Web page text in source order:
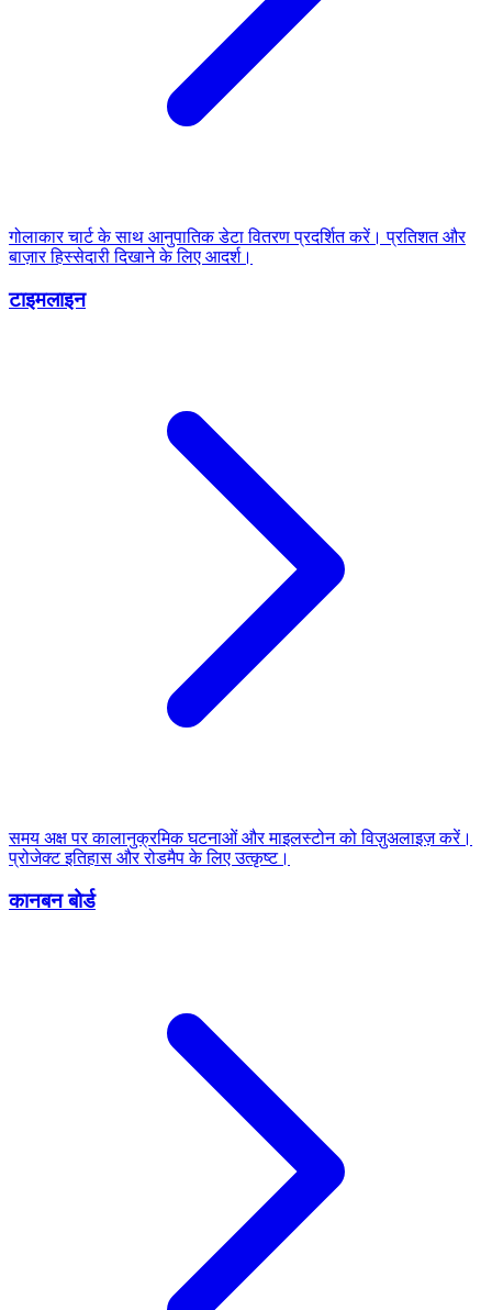
गोलाकार चार्ट के साथ आनुपातिक डेटा वितरण प्रदर्शित करें। प्रतिशत और
बाज़ार हिस्सेदारी दिखाने के लिए आदर्श।
टाइमलाइन
समय अक्ष पर कालानुक्रमिक घटनाओं और माइलस्टोन को विज़ुअलाइज़ करें।
प्रोजेक्ट इतिहास और रोडमैप के लिए उत्कृष्ट।
कानबन बोर्ड